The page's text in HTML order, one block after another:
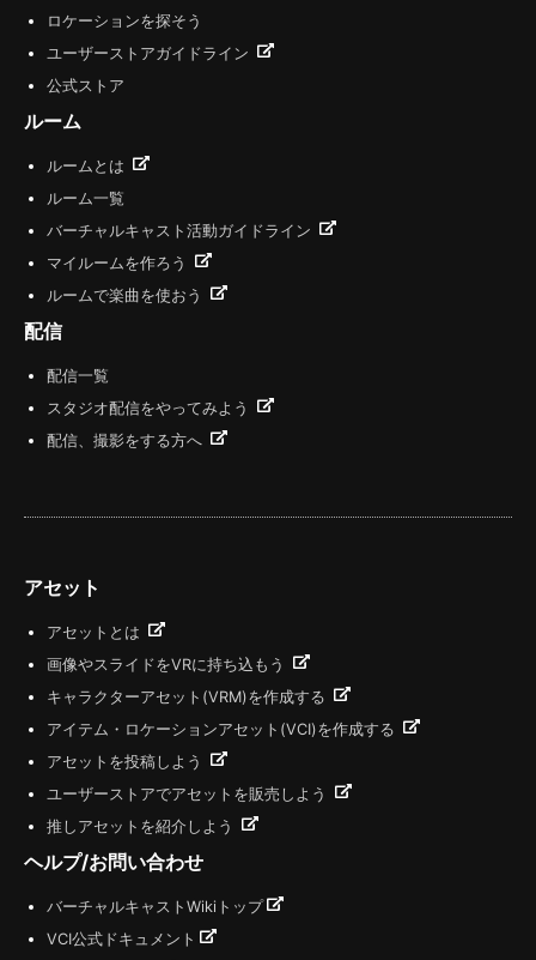
ロケーションを探そう
ユーザーストアガイドライン
公式ストア
ルーム
ルームとは
ルーム一覧
バーチャルキャスト活動ガイドライン
マイルームを作ろう
ルームで楽曲を使おう
配信
配信一覧
スタジオ配信をやってみよう
配信、撮影をする方へ
アセット
アセットとは
画像やスライドをVRに持ち込もう
キャラクターアセット(VRM)を作成する
アイテム・ロケーションアセット(VCI)を作成する
アセットを投稿しよう
ユーザーストアでアセットを販売しよう
推しアセットを紹介しよう
ヘルプ/お問い合わせ
バーチャルキャストWikiトップ
VCI公式ドキュメント